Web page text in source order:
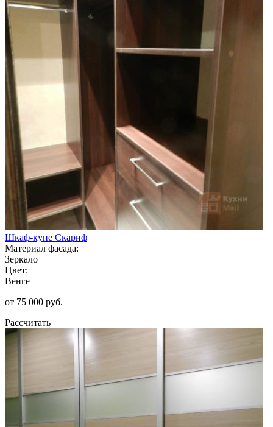
Шкаф-купе Скариф
Материал фасада:
Зеркало
Цвет:
Венге
от 75 000 руб.
Рассчитать